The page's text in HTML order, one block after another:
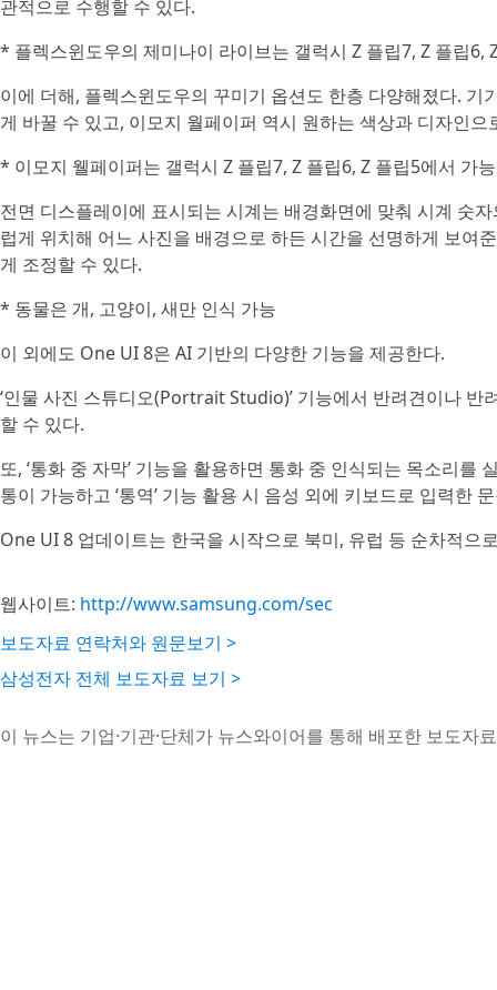
관적으로 수행할 수 있다.
* 플렉스윈도우의 제미나이 라이브는 갤럭시 Z 플립7, Z 플립6,
이에 더해, 플렉스윈도우의 꾸미기 옵션도 한층 다양해졌다.
게 바꿀 수 있고, 이모지 월페이퍼 역시 원하는 색상과 디자인
* 이모지 웰페이퍼는 갤럭시 Z 플립7, Z 플립6, Z 플립5에서 가능
전면 디스플레이에 표시되는 시계는 배경화면에 맞춰 시계 숫
럽게 위치해 어느 사진을 배경으로 하든 시간을 선명하게 보여
게 조정할 수 있다.
* 동물은 개, 고양이, 새만 인식 가능
이 외에도 One UI 8은 AI 기반의 다양한 기능을 제공한다.
‘인물 사진 스튜디오(Portrait Studio)’ 기능에서 반려견이나
할 수 있다.
또, ‘통화 중 자막’ 기능을 활용하면 통화 중 인식되는 목소리
통이 가능하고 ‘통역’ 기능 활용 시 음성 외에 키보드로 입력한
One UI 8 업데이트는 한국을 시작으로 북미, 유럽 등 순차적으
웹사이트: http://www.samsung.com/sec
보도자료 연락처와 원문보기 >
삼성전자 전체 보도자료 보기 >
이 뉴스는 기업·기관·단체가 뉴스와이어를 통해 배포한 보도자